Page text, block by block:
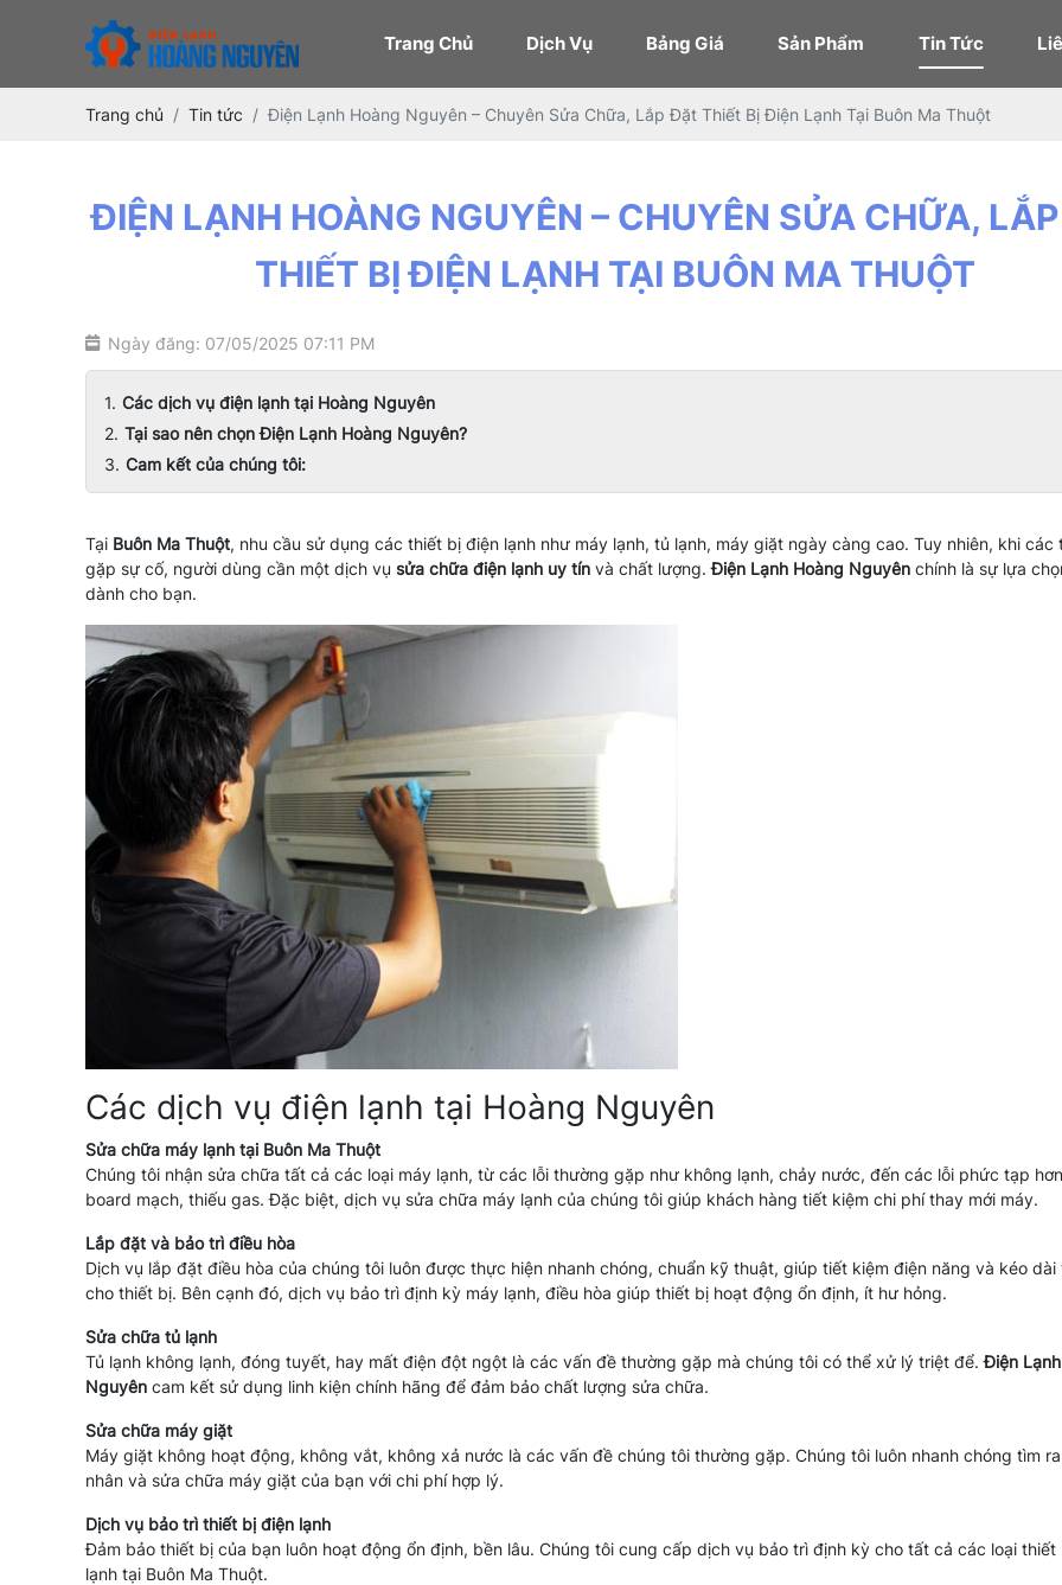
Trang Chủ Dịch Vụ Bảng Giá Sản Phẩm Tin Tức
Trang chủ Tin tức Điện Lạnh Hoàng Nguyên – Chuyên Sửa Chữa, Lắp Đặt Thiết Bị Điện Lạnh Tại Buôn Ma Thuột
ĐIỆN LẠNH HOÀNG NGUYÊN – CHUYÊN SỬA CHỮA,
THIẾT BỊ ĐIỆN LẠNH TẠI BUÔN MA THUỘT
Ngày đăng: 07/05/2025 07:11 PM
Các dịch vụ điện lạnh tại Hoàng Nguyên
Tại sao nên chọn Điện Lạnh Hoàng Nguyên?
Cam kết của chúng tôi:
Tại Buôn Ma Thuột, nhu cầu sử dụng các thiết bị điện lạnh như máy lạnh, tủ lạnh, máy giặt ngày càng cao. Tuy nhiên, khi các
gặp sự cố, người dùng cần một dịch vụ sửa chữa điện lạnh uy tín và chất lượng.Điện Lạnh Hoàng Nguyên chính là sự lựa
dành cho bạn.
Các dịch vụ điện lạnh tại Hoàng Nguyên
Sửa chữa máy lạnh tại Buôn Ma Thuột
Chúng tôi nhận sửa chữa tất cả các loại máy lạnh, từ các lỗi thường gặp như không lạnh, chảy nước, đến các lỗi phức tạp
board mạch, thiếu gas. Đặc biệt, dịch vụ sửa chữa máy lạnh của chúng tôi giúp khách hàng tiết kiệm chi phí thay mới máy.
Lắp đặt và bảo trì điều hòa
Dịch vụ lắp đặt điều hòa của chúng tôi luôn được thực hiện nhanh chóng, chuẩn kỹ thuật, giúp tiết kiệm điện năng và kéo dài
cho thiết bị. Bên cạnh đó, dịch vụ bảo trì định kỳ máy lạnh, điều hòa giúp thiết bị hoạt động ổn định, ít hư hỏng.
Sửa chữa tủ lạnh
Tủ lạnh không lạnh, đóng tuyết, hay mất điện đột ngột là các vấn đề thường gặp mà chúng tôi có thể xử lý triệt để.Điện
Nguyên cam kết sử dụng linh kiện chính hãng để đảm bảo chất lượng sửa chữa.
Sửa chữa máy giặt
Máy giặt không hoạt động, không vắt, không xả nước là các vấn đề chúng tôi thường gặp. Chúng tôi luôn nhanh chóng tìm
nhân và sửa chữa máy giặt của bạn với chi phí hợp lý.
Dịch vụ bảo trì thiết bị điện lạnh
Đảm bảo thiết bị của bạn luôn hoạt động ổn định, bền lâu. Chúng tôi cung cấp dịch vụ bảo trì định kỳ cho tất cả các loại thiết
lạnh tại Buôn Ma Thuột.